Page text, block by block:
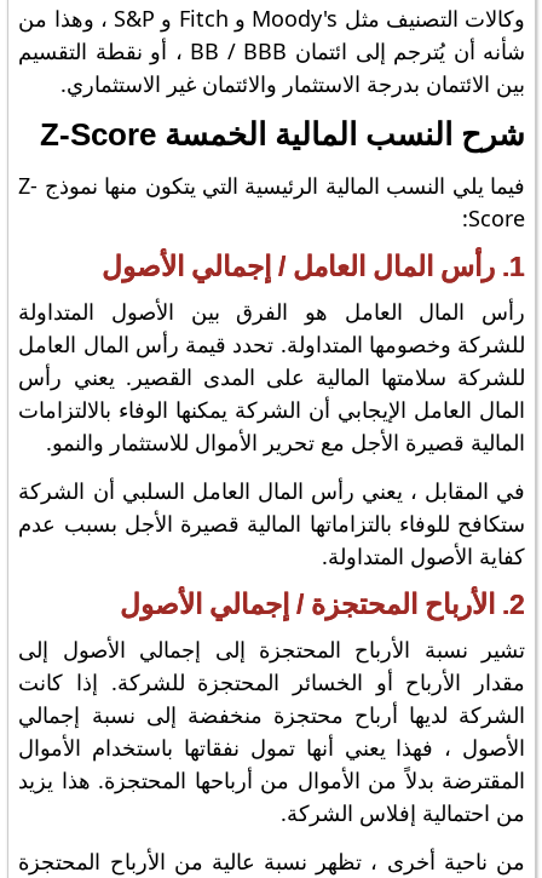
وكالات التصنيف مثل Moody's و Fitch و S&P ، وهذا من
شأنه أن يُترجم إلى ائتمان BB / BBB ، أو نقطة التقسيم
بين الائتمان بدرجة الاستثمار والائتمان غير الاستثماري.
شرح النسب المالية الخمسة Z-Score
فيما يلي النسب المالية الرئيسية التي يتكون منها نموذج Z-
Score:
1. رأس المال العامل / إجمالي الأصول
رأس المال العامل هو الفرق بين الأصول المتداولة
للشركة وخصومها المتداولة. تحدد قيمة رأس المال العامل
للشركة سلامتها المالية على المدى القصير. يعني رأس
المال العامل الإيجابي أن الشركة يمكنها الوفاء بالالتزامات
المالية قصيرة الأجل مع تحرير الأموال للاستثمار والنمو.
في المقابل ، يعني رأس المال العامل السلبي أن الشركة
ستكافح للوفاء بالتزاماتها المالية قصيرة الأجل بسبب عدم
كفاية الأصول المتداولة.
2. الأرباح المحتجزة / إجمالي الأصول
تشير نسبة الأرباح المحتجزة إلى إجمالي الأصول إلى
مقدار الأرباح أو الخسائر المحتجزة للشركة. إذا كانت
الشركة لديها أرباح محتجزة منخفضة إلى نسبة إجمالي
الأصول ، فهذا يعني أنها تمول نفقاتها باستخدام الأموال
المقترضة بدلاً من الأموال من أرباحها المحتجزة. هذا يزيد
من احتمالية إفلاس الشركة.
من ناحية أخرى ، تظهر نسبة عالية من الأرباح المحتجزة